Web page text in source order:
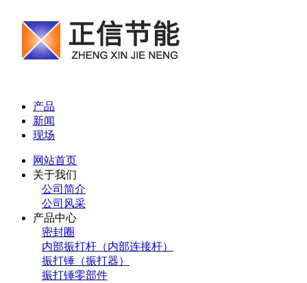
产品
新闻
现场
网站首页
关于我们
公司简介
公司风采
产品中心
密封圈
内部振打杆（内部连接杆）
振打锤（振打器）
振打锤零部件